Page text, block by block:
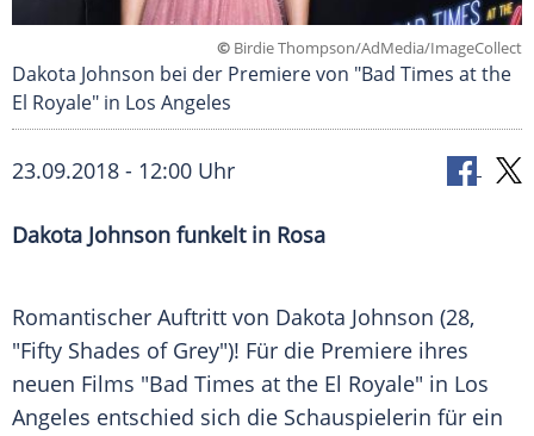
© Birdie Thompson/AdMedia/ImageCollect
Dakota Johnson bei der Premiere von "Bad Times at the
El Royale" in Los Angeles
23.09.2018 - 12:00 Uhr
Dakota Johnson funkelt in Rosa
Romantischer Auftritt von Dakota Johnson (28,
"Fifty Shades of Grey")! Für die Premiere ihres
neuen Films "Bad Times at the El Royale" in Los
Angeles entschied sich die Schauspielerin für ein